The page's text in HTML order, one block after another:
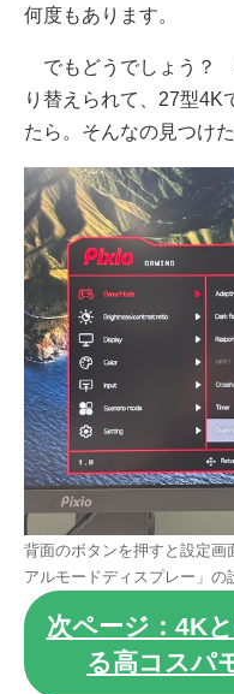
何度もあります。
でもどうでしょう？
り替えられて、27型4K
たら。そんなの見つけ
背面のボタンを押すと設定画
アルモードディスプレー」の
次ページ：4K
る高コスパ